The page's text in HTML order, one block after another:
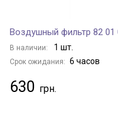
Воздушный фильтр 82 01
В наличии: 1 шт.
Срок ожидания: 6 часов
630